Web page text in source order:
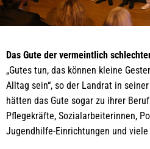
Das Gute der vermeintlich
„Gutes tun, das können kleine
Alltag sein“, so der Landrat in
hätten das Gute sogar zu ihrer
Pflegekräfte, Sozialarbeiterinnen,
Jugendhilfe-Einrichtungen und viele